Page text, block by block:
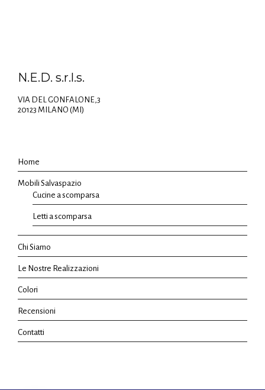
N.E.D. s.r.l.s.
VIA DEL GONFALONE,3
20123 MILANO (MI)
Home
Mobili Salvaspazio
Cucine a scomparsa
Letti a scomparsa
Chi Siamo
Le Nostre Realizzazioni
Colori
Recensioni
Contatti